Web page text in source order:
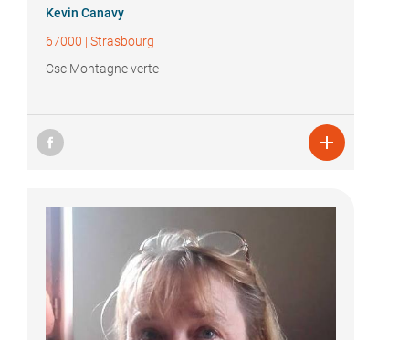
Kevin Canavy
67000 | Strasbourg
Csc Montagne verte
